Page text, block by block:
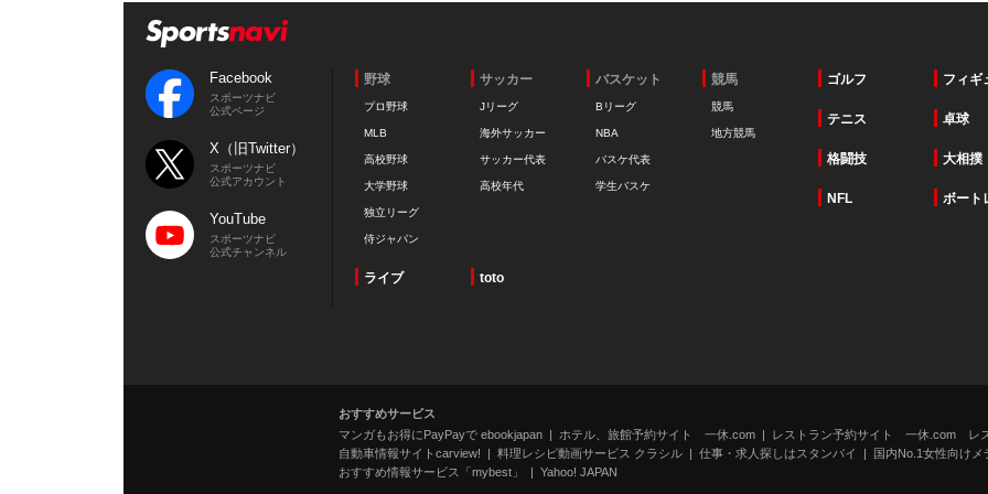
Facebook
スポーツナビ
公式ページ
X（旧Twitter）
スポーツナビ
公式アカウント
YouTube
スポーツナビ
公式チャンネル
野球
プロ野球
MLB
高校野球
大学野球
独立リーグ
侍ジャパン
サッカー
Jリーグ
海外サッカー
サッカー代表
高校年代
バスケット
Bリーグ
NBA
バスケ代表
学生バスケ
競馬
競馬
地方競馬
ゴルフ フィギ
テニス 卓球
格闘技 大相撲
NFL ボート
ライブ toto
おすすめサービス
マンガもお得にPayPayで ebookjapan
ホテル、旅館予約サイト 一休.com
レストラン予約サイト 一休.com レ
自動車情報サイトcarview!
料理レシピ動画サービス クラシル 仕事・求人探しはスタンバイ
国内No.1女性向けメ
おすすめ情報サービス「mybest」
Yahoo! JAPAN